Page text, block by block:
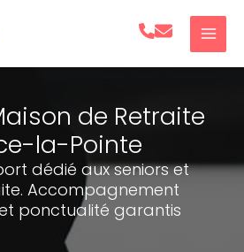
de Retraite
la-Pointe
dédié aux seniors et
Accompagnement
ponctualité garantis